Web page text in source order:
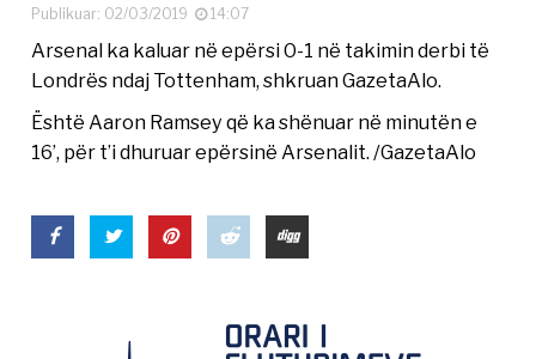
Publikuar: 02/03/2019
14:07
Arsenal ka kaluar në epërsi 0-1 në takimin derbi të
Londrës ndaj Tottenham, shkruan GazetaAlo.
Është Aaron Ramsey që ka shënuar në minutën e
16’, për t’i dhuruar epërsinë Arsenalit. /GazetaAlo